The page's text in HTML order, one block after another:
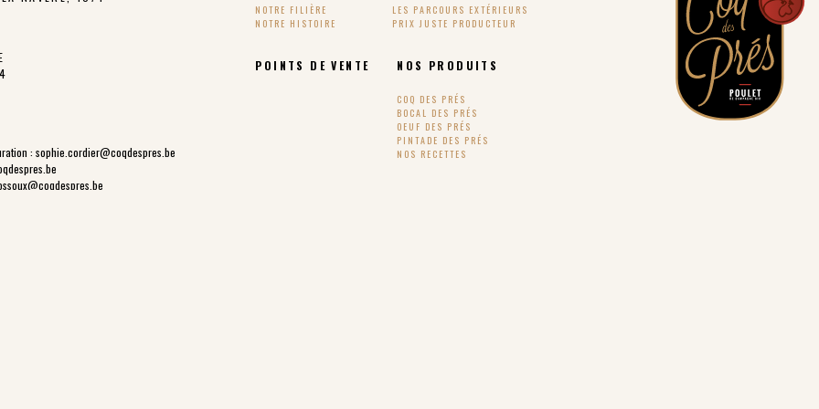
: sophie.cordier@coqdespres.be
NOTRE FILIÈRE
NOTRE HISTOIRE
LES PARCOURS EXTÉRIEURS
PRIX JUSTE PRODUCTEUR
POINTS DE VENTE NOS PRODUITS
COQ DES PRÉS
BOCAL DES PRÉS
OEUF DES PRÉS
PINTADE DES PRÉS
NOS RECETTES